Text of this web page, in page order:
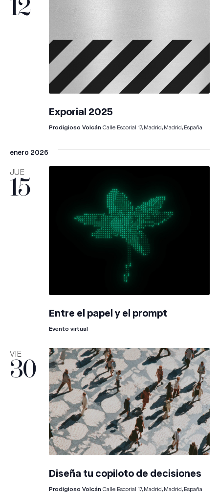
12
Exporial 2025
Prodigioso Volcán Calle Escorial 17, Madrid, Madrid, España
enero 2026
JUE
15
Entre el papel y el prompt
Evento virtual
VIE
30
Diseña tu copiloto de decisiones
Prodigioso Volcán Calle Escorial 17, Madrid, Madrid, España